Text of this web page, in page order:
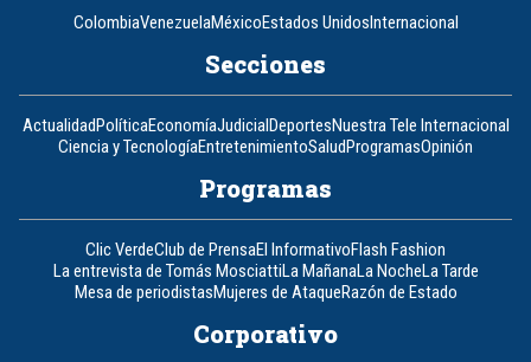
ColombiaVenezuelaMéxicoEstados UnidosInternacional
Secciones
ActualidadPolíticaEconomíaJudicialDeportesNuestra Tele Internacional
Ciencia y TecnologíaEntretenimientoSaludProgramasOpinión
Programas
Clic VerdeClub de PrensaEl InformativoFlash Fashion
La entrevista de Tomás MosciattiLa MañanaLa NocheLa Tarde
Mesa de periodistasMujeres de AtaqueRazón de Estado
Corporativo